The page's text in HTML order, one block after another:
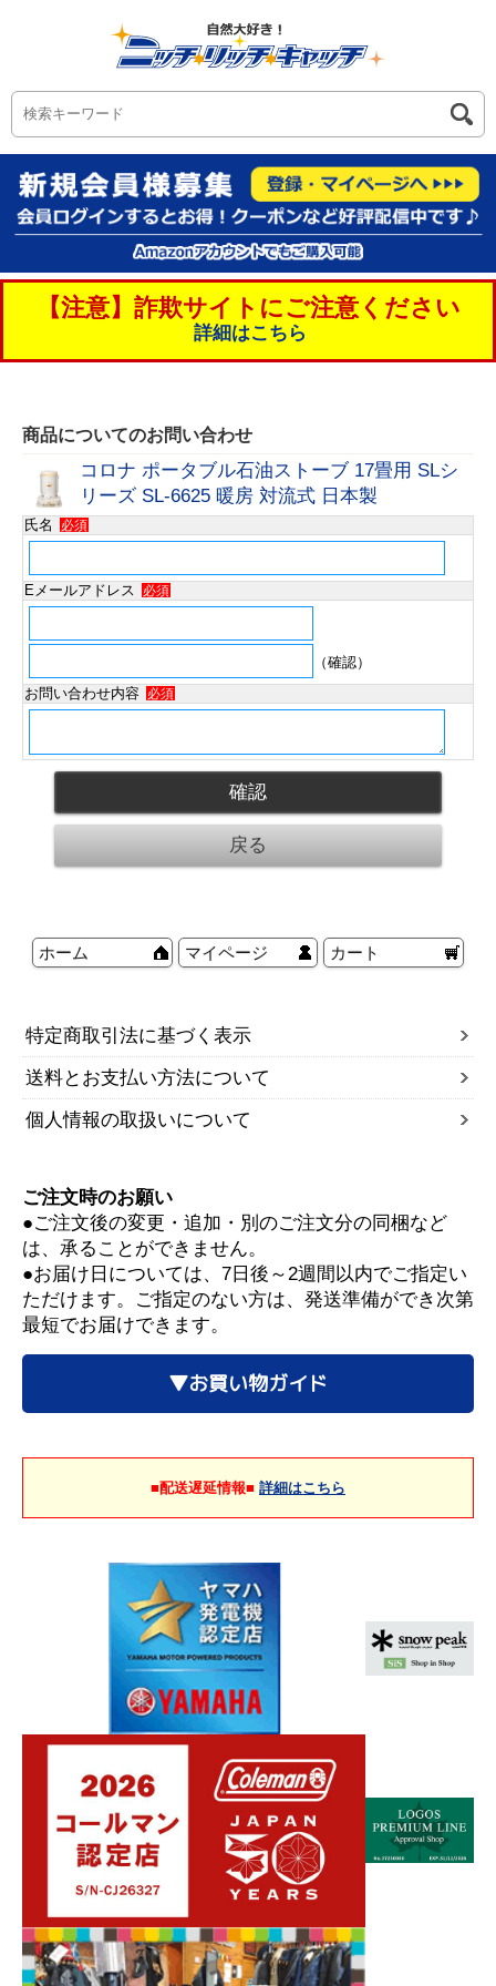
【注意】詐欺サイトにご注意ください
詳細はこちら
商品についてのお問い合わせ
コロナ ポータブル石油ストーブ 17畳用 SLシ
リーズ SL-6625 暖房 対流式 日本製
氏名 必須
Eメールアドレス 必須
（確認）
お問い合わせ内容 必須
ホーム マイページ カート
特定商取引法に基づく表示
送料とお支払い方法について
個人情報の取扱いについて
ご注文時のお願い
●ご注文後の変更・追加・別のご注文分の同梱など
は、承ることができません。
●お届け日については、7日後～2週間以内でご指定い
ただけます。ご指定のない方は、発送準備ができ次第
最短でお届けできます。
▼お買い物ガイド
■配送遅延情報■ 詳細はこちら